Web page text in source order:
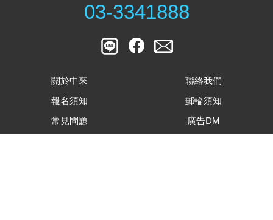
03-3341888
關於中來
聯絡我們
報名須知
郵輪須知
常見問題
廣告DM